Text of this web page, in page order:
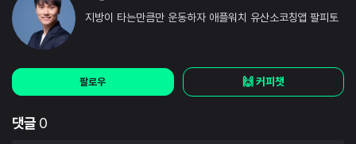
지방이 타는만큼만 운동하자 애플워치 유산소코칭앱 팔피토
팔로우 🙌 커피챗
댓글 0